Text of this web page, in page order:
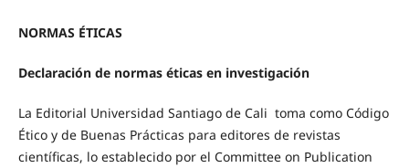
NORMAS ÉTICAS
Declaración de normas éticas en investigación
La Editorial Universidad Santiago de Cali toma como Código
Ético y de Buenas Prácticas para editores de revistas
científicas, lo establecido por el Committee on Publication